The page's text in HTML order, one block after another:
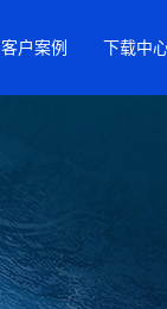
客户案例 下载中